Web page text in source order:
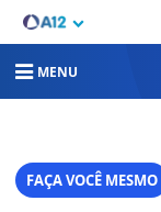
MENU
FAÇA VOCÊ MESMO